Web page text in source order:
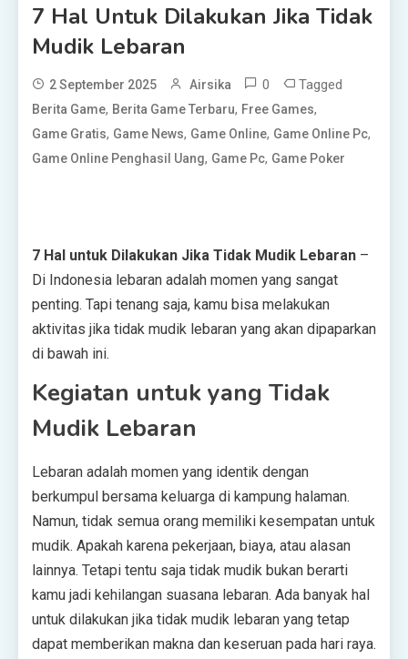
7 Hal Untuk Dilakukan Jika Tidak
Mudik Lebaran
2 September 2025 Airsika 0 Tagged
Berita Game, Berita Game Terbaru, Free Games,
Game Gratis, Game News, Game Online, Game Online Pc,
Game Online Penghasil Uang, Game Pc, Game Poker
7 Hal untuk Dilakukan Jika Tidak Mudik Lebaran –
Di Indonesia lebaran adalah momen yang sangat
penting. Tapi tenang saja, kamu bisa melakukan
aktivitas jika tidak mudik lebaran yang akan dipaparkan
di bawah ini.
Kegiatan untuk yang Tidak
Mudik Lebaran
Lebaran adalah momen yang identik dengan
berkumpul bersama keluarga di kampung halaman.
Namun, tidak semua orang memiliki kesempatan untuk
mudik. Apakah karena pekerjaan, biaya, atau alasan
lainnya. Tetapi tentu saja tidak mudik bukan berarti
kamu jadi kehilangan suasana lebaran. Ada banyak hal
untuk dilakukan jika tidak mudik lebaran yang tetap
dapat memberikan makna dan keseruan pada hari raya.